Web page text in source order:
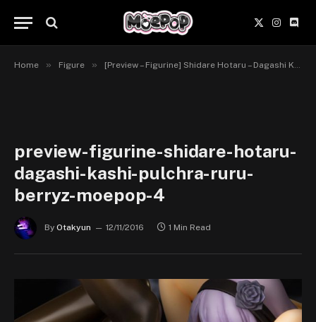
X
(Twitter)
Home » Figure » [Preview – Figurine] Shidare Hotaru – Dagashi Kashi – Pulchra
preview-figurine-shidare-hotaru-
dagashi-kashi-pulchra-ruru-
berryz-moepop-4
By Otakyun 12/11/2016 1 Min Read